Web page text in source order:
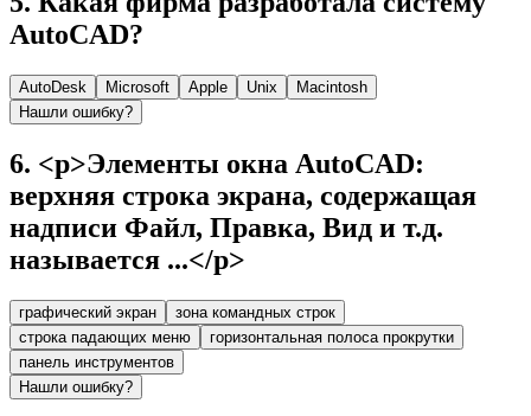
AutoCAD?
AutoDesk Microsoft Apple Unix
Macintosh
Нашли ошибку?
6. <p>Элементы окна AutoCAD:
верхняя строка экрана, содержащая
надписи Файл, Правка, Вид и т.д.
называется ...</p>
графический экран
зона командных строк
строка падающих меню
горизонтальная полоса прокрутки
панель инструментов
Нашли ошибку?